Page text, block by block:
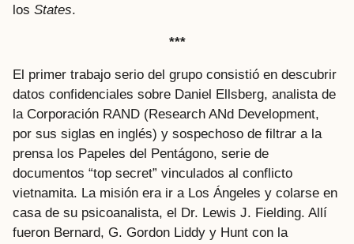
los States.
***
El primer trabajo serio del grupo consistió en descubrir
datos confidenciales sobre Daniel Ellsberg, analista de
la Corporación RAND (Research ANd Development,
por sus siglas en inglés) y sospechoso de filtrar a la
prensa los Papeles del Pentágono, serie de
documentos “top secret” vinculados al conflicto
vietnamita. La misión era ir a Los Ángeles y colarse en
casa de su psicoanalista, el Dr. Lewis J. Fielding. Allí
fueron Bernard, G. Gordon Liddy y Hunt con la